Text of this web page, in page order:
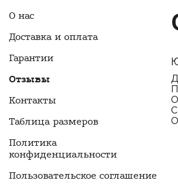
О нас
Доставка и оплата
Гарантии
Отзывы
Контакты
Таблица размеров
Политика
конфиденциальности
Пользовательское соглашение